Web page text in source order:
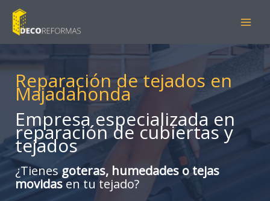
contenido
Reparación de tejados en
Majadahonda
Empresa especializada en
reparación de cubiertas y
tejados
¿Tienesgoteras, humedades o tejas
movidasen tu tejado?